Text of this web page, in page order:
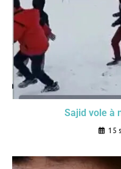
Sajid vole à
15